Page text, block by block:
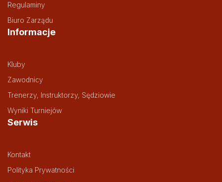
Regulaminy
Biuro Zarządu
Informacje
Kluby
Zawodnicy
Trenerzy, Instruktorzy, Sędziowie
Wyniki Turniejów
Serwis
Kontakt
Polityka Prywatności